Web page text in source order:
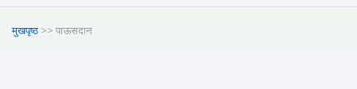
मुखपृष्ठ >> पाऊसदान